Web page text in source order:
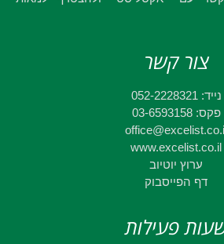
צור קשר
נייד: 052-2228321
פקס: 03-6593158
www.excelist.co.il
ערוץ יוטיוב
דף הפייסבוק
פעילות